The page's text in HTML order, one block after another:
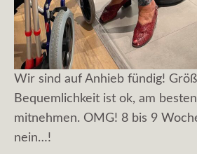
Wir sind auf Anhieb fündig!
Bequemlichkeit ist ok, am
mitnehmen. OMG! 8 bis 9
nein…!